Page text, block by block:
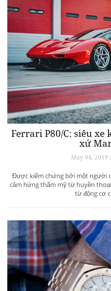
Ferrari P80/C: siêu
xứ
May 04, 2019
Được kiểm chứng bởi một người
cảm hứng thẩm mỹ từ huyền
từ động cơ